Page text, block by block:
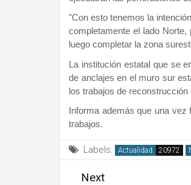
"Con esto tenemos la
completamente el lado
luego completar la zona
La institución estatal que se
de anclajes en el muro sur
los trabajos de
Informa además que una
trabajos.
Labels: Actualidad
Next